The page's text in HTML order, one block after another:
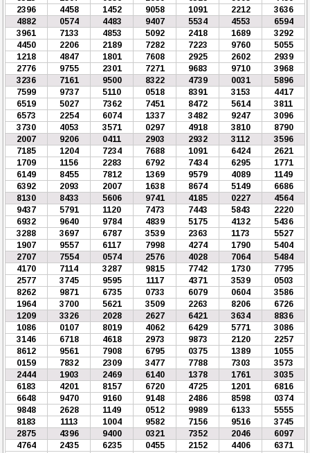
2396
4458 1452 9058 1091 2212
3636
4882
0574 4483 9407 5534 4553
6594
3961
7133 4853 5092 2418 1689
3292
4450
2206 2189 7282 7223 9760
5055
1218
4847 1801 7608 2925 2602
2939
2776
9755 2301 7271 9683 9710
3968
3236
7161 9500 8322 4739 0031
5896
7599
9737 5110 0518 8391 3153
4417
6519
5027 7362 7451 8472 5614
3811
6573
2254 6074 1337 3482 9247
3096
3730
4053 3571 0297 4918 3810
8790
2007
9206 0411 2903 2932 3112
3596
7185
1204 7234 7688 1091 6424
2621
1709
1156 2283 6792 7434 6295
1771
6149
8455 7812 1369 9579 4089
1149
6392
2093 2007 1638 8674 5149
6686
8130
8433 5606 9741 4185 0227
4564
9437
5791 1120 7473 7443 5843
2220
6932
9640 9784 4839 5175 4132
5436
3288
3697 6787 3539 2363 1173
5527
1907
9557 6117 7998 4274 1790
5404
2707
7554 0574 2576 4028 7064
5484
4170
7114 3287 9815 7742 1730
7795
2577
3745 9595 1117 4371 3539
0503
8262
9871 6735 0733 6079 0604
3586
1964
3700 5621 3509 2263 8206
6726
1209
3326 2028 2627 6421 3634
8836
1086
0107 8019 4062 6429 5771
3086
3146
6718 4618 2973 9873 2120
2257
8612
9561 7908 6795 0375 1389
1055
0159
7832 2309 3477 7788 7303
3573
2444
1903 2469 6140 1378 1761
3035
6183
4201 8157 6720 4725 1201
6816
6648
9470 9160 9148 2486 8598
0374
9848
2628 1149 0512 9989 6133
5555
8183
1113 1004 9582 7156 9516
3745
2875
4396 9400 0321 7352 2046
6097
4764
2435 6235 0455 2152 4406
6371